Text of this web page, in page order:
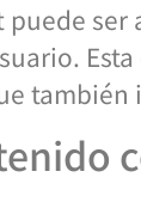
ser